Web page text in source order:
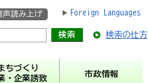
声読み上げ Foreign Languages
検索の仕方
ちづくり
・企業誘致
市政情報